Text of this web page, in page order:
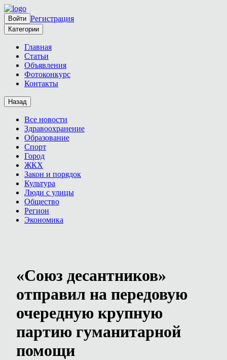
Войти Регистрация
Категории
Главная
Статьи
Объявления
Фотоконкурс
Контакты
Назад
Все новости
Здравоохранение
Образование
Спорт
Город
ЖКХ
Закон и порядок
Культура
Люди с улицы
Общество
Регион
Экономика
«Союз десантников»
отправил на передовую
очередную крупную
партию гуманитарной
помощи